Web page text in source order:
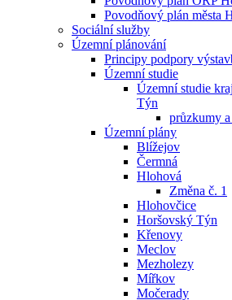
Povodňový plán města
Sociální služby
Územní plánování
Principy podpory
Územní studie
Územní studie
Týn
průzkumy
Územní plány
Blížejov
Čermná
Hlohová
Změna č. 1
Hlohovčice
Horšovský Týn
Křenovy
Meclov
Mezholezy
Mířkov
Močerady